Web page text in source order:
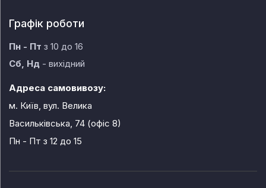
Графік роботи
Пн - Пт з 10 до 16
Сб, Нд - вихідний
Адреса самовивозу:
м. Київ, вул. Велика
Васильківська, 74 (офіс 8)
Пн - Пт з 12 до 15